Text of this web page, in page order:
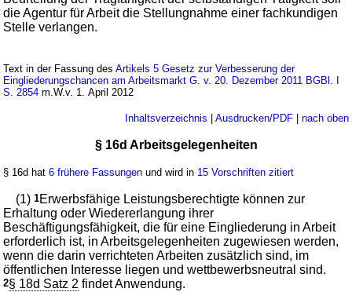
die Agentur für Arbeit die Stellungnahme einer fachkundigen
Stelle verlangen.
Text in der Fassung desArtikels 5 Gesetz zur Verbesserung der
Eingliederungschancen am Arbeitsmarkt G. v. 20. Dezember 2011 BGBl. I
S. 2854 m.W.v. 1. April 2012
Inhaltsverzeichnis Ausdrucken/PDF| nach oben
§ 16d Arbeitsgelegenheiten
§ 16d hat6 frühere Fassungen und wird in 15 Vorschriften zitiert
(1)1Erwerbsfähige Leistungsberechtigte können zur
Erhaltung oder Wiedererlangung ihrer
Beschäftigungsfähigkeit, die für eine Eingliederung in Arbeit
erforderlich ist, in Arbeitsgelegenheiten zugewiesen werden,
wenn die darin verrichteten Arbeiten zusätzlich sind, im
öffentlichen Interesse liegen und wettbewerbsneutral sind.
2§ 18d Satz 2 findet Anwendung.